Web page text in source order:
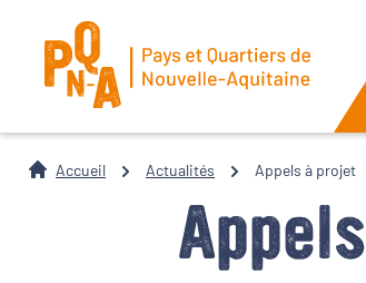
Accueil Actualités Appels à projet